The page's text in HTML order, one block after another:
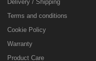
Delivery / Shipping
Terms and conditions
Cookie Policy
Warranty
Product Care